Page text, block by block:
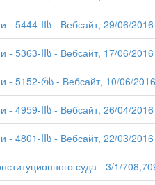
- 5444-IIს - Вебсайт, 29/06/2016
- 5363-IIს - Вебсайт, 17/06/2016
- 5152-რს - Вебсайт, 10/06/2016
- 4959-IIს - Вебсайт, 26/04/2016
- 4801-IIს - Вебсайт, 22/03/2016
суда - 3/1/